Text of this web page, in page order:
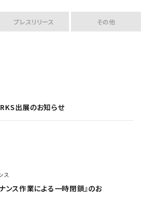
プレスリリース その他
出展のお知らせ
ス
ンス作業による一時閉鎖』のお
『&NEXT』を9月4日に初開
て、経営理念「つなげる・つな
」を体現〜
型メール誤送信防止市場でシ
ンス作業による一時閉鎖』のお
ンス作業による一時閉鎖』のお